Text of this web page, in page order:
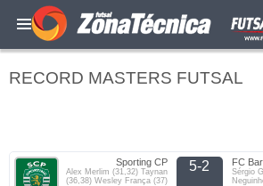
RECORD MASTERS FUTSAL
Sporting CP
Alex Merlim (31,32) Taynan
(36,38) Wesley França (37)
5-2 FC
Sérgio